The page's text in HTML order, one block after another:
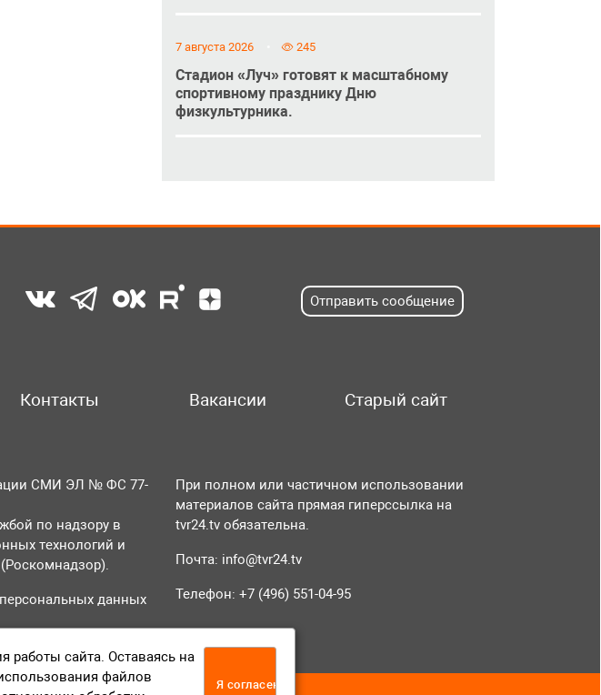
7 августа 2026 245
Стадион «Луч» готовят к масштабному
спортивному празднику Дню
физкультурника.
Отправить сообщение
Контакты Вакансии Старый сайт
СМИ ЭЛ № ФС 77-
по надзору в
технологий и
данных
данных
При полном или частичном использовании
материалов сайта прямая гиперссылка на
tvr24.tv обязательна.
Почта: info@tvr24.tv
Телефон: +7 (496) 551-04-95
сайта. Оставаясь на
файлов
Я согласен